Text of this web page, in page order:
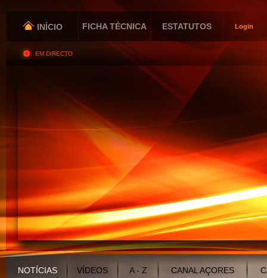
INÍCIO FICHA TÉCNICA ESTATUTOS Login
EM DIRECTO
NOTÍCIAS VÍDEOS A - Z CANAL AÇORES